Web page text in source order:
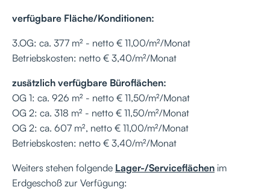
verfügbare Fläche/Konditionen:
3.OG: ca. 377 m² - netto € 11,00/m²/Monat
Betriebskosten: netto € 3,40/m²/Monat
zusätzlich verfügbare Büroflächen:
OG 1: ca. 926 m² - netto € 11,50/m²/Monat
OG 2: ca. 318 m² - netto € 11,50/m²/Monat
OG 2: ca. 607 m², netto € 11,00/m²/Monat
Betriebskosten: netto € 3,40/m²/Monat
Weiters stehen folgende Lager-/Serviceflächen im
Erdgeschoß zur Verfügung: